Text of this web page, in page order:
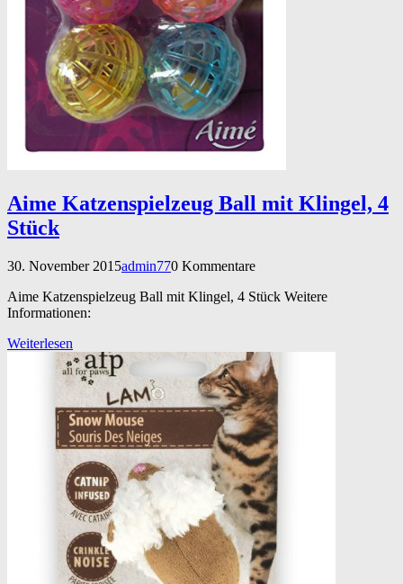
Aime Katzenspielzeug Ball mit Klingel, 4
Stück
30. November 2015admin770 Kommentare
Aime Katzenspielzeug Ball mit Klingel, 4 Stück Weitere
Informationen:
Weiterlesen